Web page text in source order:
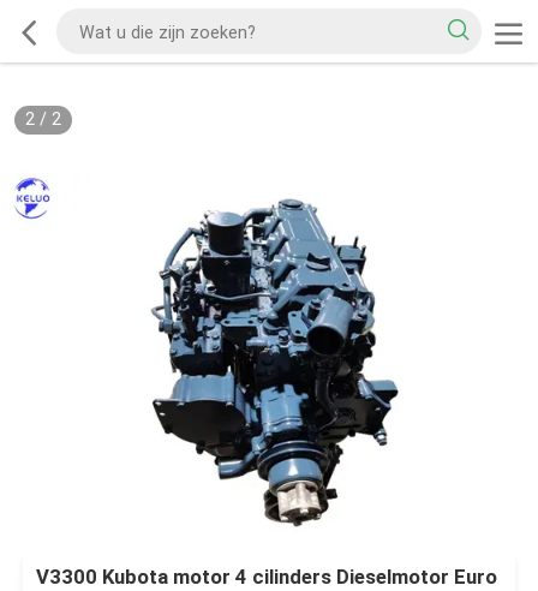
2/ 2
V3300 Kubota motor 4 cilinders Dieselmotor Euro